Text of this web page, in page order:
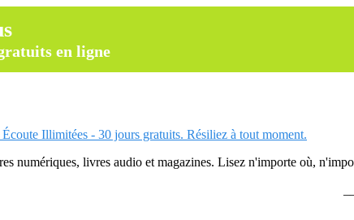
en ligne
Illimitées - 30 jours gratuits. Résiliez à tout moment.
numériques, livres audio et magazines. Lisez n'importe où,